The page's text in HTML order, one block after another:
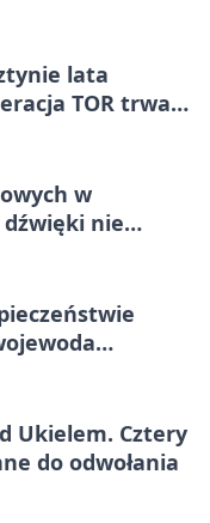
lata
TOR trwa
w
nie
Ukielem. Cztery
do odwołania